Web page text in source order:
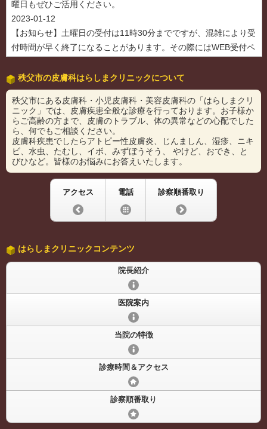
秩父市の皮膚科はらしまクリニックについて
秩父市にある皮膚科・小児皮膚科・美容皮膚科の「はらしまクリ
ニック」では、皮膚疾患全般な診療を行っております。お子様か
らご高齢の方まで、皮膚のトラブル、体の異常などの心配でした
ら、何でもご相談ください。
皮膚科疾患でしたらアトピー性皮膚炎、じんましん、湿疹、ニキ
ビ、水虫、たむし、イボ、みずぼうそう、 やけど、おでき、と
びひなど。皆様のお悩みにお答えいたします。
アクセス 電話 診察順番取り
はらしまクリニックコンテンツ
院長紹介
医院案内
当院の特徴
診療時間＆アクセス
診察順番取り